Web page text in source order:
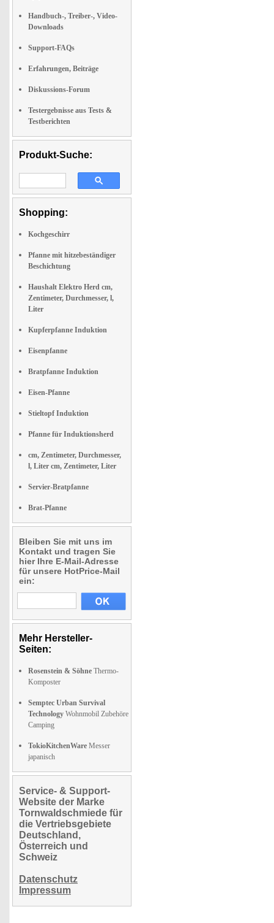
Handbuch-, Treiber-, Video-
Downloads
Support-FAQs
Erfahrungen, Beiträge
Diskussions-Forum
Testergebnisse aus Tests &
Testberichten
Produkt-Suche:
Shopping:
Kochgeschirr
Pfanne mit hitzebeständiger
Beschichtung
Haushalt Elektro Herd cm,
Zentimeter, Durchmesser, l,
Liter
Kupferpfanne Induktion
Eisenpfanne
Bratpfanne Induktion
Eisen-Pfanne
Stieltopf Induktion
Pfanne für Induktionsherd
cm, Zentimeter, Durchmesser,
l, Liter cm, Zentimeter, Liter
Servier-Bratpfanne
Brat-Pfanne
Bleiben Sie mit uns im
Kontakt und tragen Sie
hier Ihre E-Mail-Adresse
für unsere HotPrice-Mail
ein:
Mehr Hersteller-
Seiten:
Rosenstein & Söhne Thermo-
Komposter
Semptec Urban Survival
Technology Wohnmobil Zubehöre
Camping
TokioKitchenWare Messer
japanisch
Service- & Support-
Website der Marke
Tornwaldschmiede für
die Vertriebsgebiete
Deutschland,
Österreich und
Schweiz
Datenschutz
Impressum